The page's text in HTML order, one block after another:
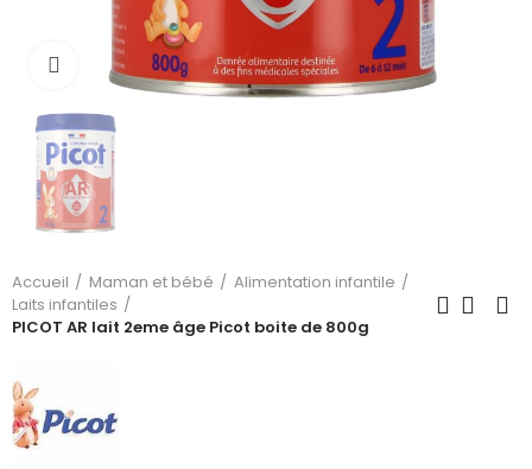
Cliquez pour agrandir
Accueil Maman et bébé
Alimentation infantile
Laits infantiles
PICOT AR lait 2eme âge Picot boite de 800g